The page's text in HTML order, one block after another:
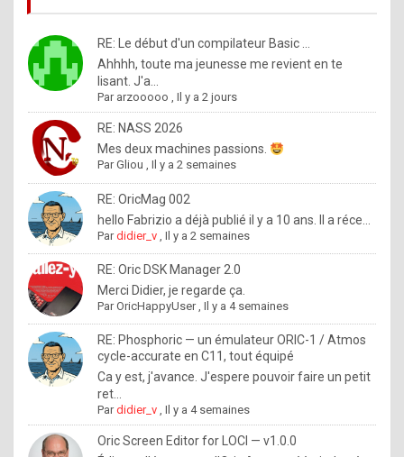
%
m
a
d
b
y
o
l
e
x
.
I
f
y
o
RE: Le début d'un compilateur Basic ...
Ahhhh, toute ma jeunesse me revient en te
lisant. J'a...
Par arzooooo ,Il y a 2 jours
RE: NASS 2026
Mes deux machines passions.
ParGliou ,Il y a 2 semaines
RE: OricMag 002
hello Fabrizio a déjà publié il y a 10 ans. Il a réce...
Pardidier_v ,Il y a 2 semaines
RE: Oric DSK Manager 2.0
Merci Didier, je regarde ça.
ParOricHappyUser,Il y a 4 semaines
RE: Phosphoric — un émulateur ORIC-1 / Atmos
cycle-accurate en C11, tout équipé
Ca y est, j'avance. J'espere pouvoir faire un petit
ret...
Pardidier_v ,Il y a 4 semaines
Oric Screen Editor for LOCI — v1.0.0